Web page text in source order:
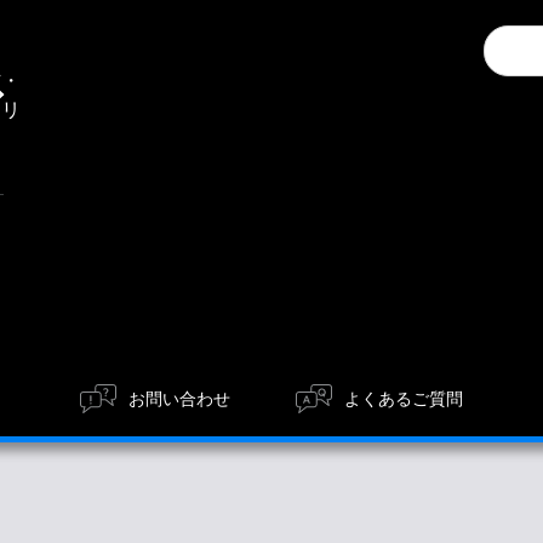
Conduct
a
search
お問い合わせ よくあるご質問